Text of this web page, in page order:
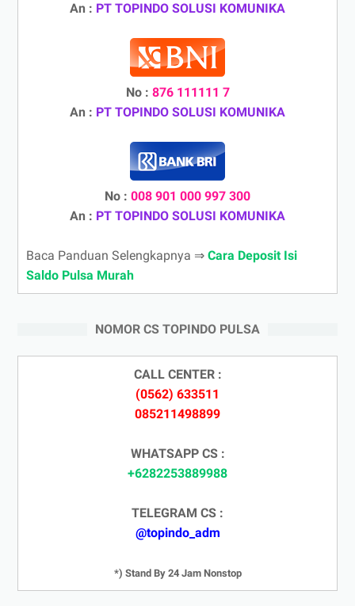
An : PT TOPINDO SOLUSI KOMUNIKA
No : 876 111111 7
An : PT TOPINDO SOLUSI KOMUNIKA
No : 008 901 000 997 300
An : PT TOPINDO SOLUSI KOMUNIKA
Baca Panduan Selengkapnya ⇒ Cara Deposit Isi
Saldo Pulsa Murah
NOMOR CS TOPINDO PULSA
CALL CENTER :
(0562) 633511
085211498899
WHATSAPP CS :
+6282253889988
TELEGRAM CS :
@topindo_adm
*) Stand By 24 Jam Nonstop